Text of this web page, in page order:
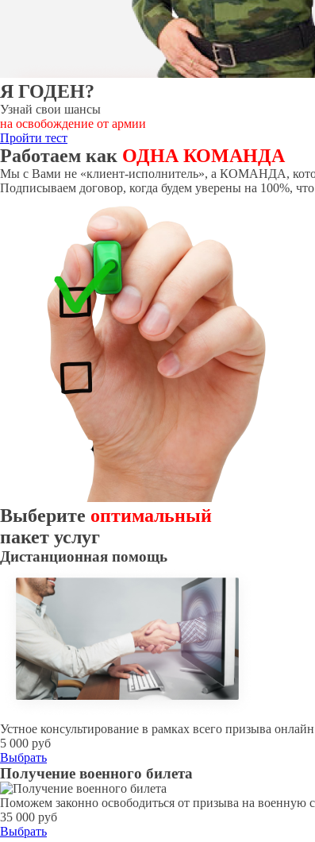
Я ГОДЕН?
Узнай свои шансы
на освобождение от армии
Пройти тест
Работаем как ОДНА КОМАНДА
Мы с Вами не «клиент-исполнитель», а КОМАНДА,
Подписываем договор, когда будем уверены на 100%,
Выберите оптимальный
пакет услуг
Дистанционная помощь
Устное консультирование в рамках всего призыва
5 000 руб
Выбрать
Получение военного билета
Поможем законно освободиться от призыва на военную
35 000 руб
Выбрать